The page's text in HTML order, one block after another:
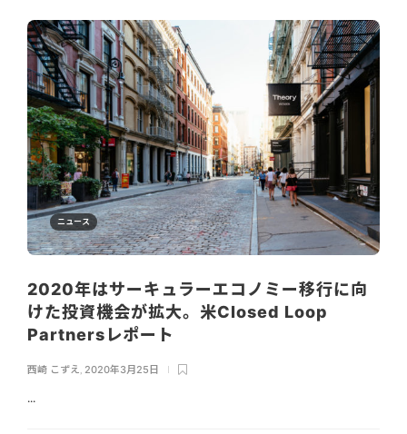
ニュース
2020年はサーキュラーエコノミー移行に向
けた投資機会が拡大。米Closed Loop
Partnersレポート
西崎 こずえ, 2020年3月25日
...